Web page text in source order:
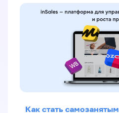
Как стать самозанятым